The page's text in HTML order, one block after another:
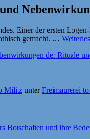
Einer der ersten
gemacht. …
der Rituale
Militz unterFreimaurerei
Botschaften und ihre